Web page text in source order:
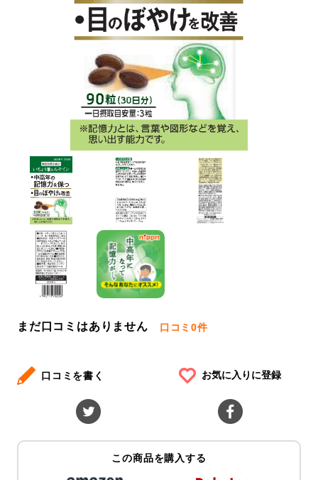
まだ口コミはありません 口コミ0件
口コミを書く お気に入りに登録
この商品を購入する